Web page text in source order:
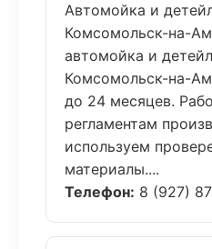
Автомойка и
Комсомольск-на-
автомойка и
Комсомольск-на-
до 24 месяцев.
регламентам
используем
материалы....
Телефон: 8 (927)